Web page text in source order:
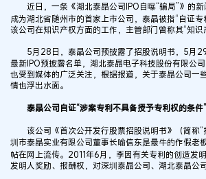
近日，一条《湖北泰晶公司IPO自曝“骗局”》的新
成为湖北省随州市的首家上市公司，泰晶被指“自证
该公司在知识产权方面的工作，主管部门曾称其“知识
5月28日，泰晶公司预披露了招股说明书，5月
最新IPO预披露名单，湖北泰晶电子科技股份有限公
也受到媒体的广泛关注，根据报道，关于泰晶公司一
情也浮出水面。
泰晶公司自证“涉案专利不具备授予专利权的条件”
该公司《首次公开发行股票招股说明书》（简称“
圳市泰晶实业有限公司董事长喻信东是最牛的作假老
帖在网上流传。2011年6月，李因有关专利的创造发
发明人奖励、报酬权，对深圳泰晶公司、湖北泰晶公